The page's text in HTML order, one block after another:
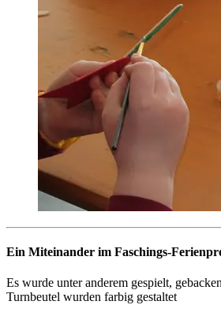
Ein Miteinander im Faschings-
Es wurde unter anderem gespielt,
Turnbeutel wurden farbig gestaltet